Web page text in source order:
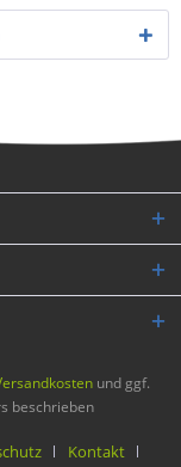
und ggf.
beschrieben
Kontakt